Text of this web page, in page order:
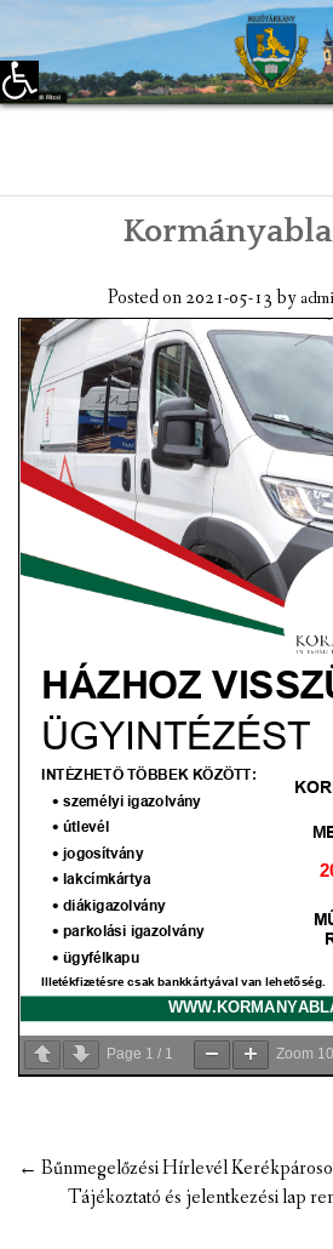
Eszköztár megnyitása
KEZDŐLAP
TELEPÜLÉSÜNKRŐL
LÁTNIVALÓK
KAPCSOLAT
ÖNKORMÁNYZAT
KÉPVISELŐ-TESTÜLET
VÁLASZTÁSI INFORMÁCIÓK
NEMZETISÉGI ÖNKORMÁNYZAT
TÁRSULÁS
PÁLYÁZATOK
HIRDETMÉNYEK
ÓVODA ÉS MINI BÖLCSŐDE
Posted on2021-05-13by
Page 1 / 1 Zoom
Post
navigation
← Bűnmegelőzési Hírlevél
Tájékoztató és jelentkezési lap